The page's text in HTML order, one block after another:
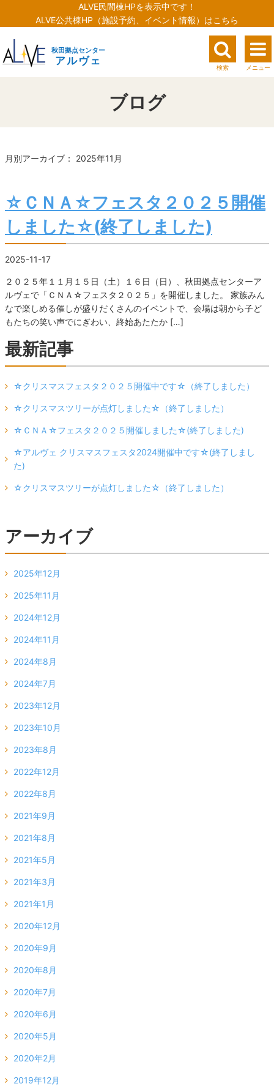
ALVE民間棟HPを表示中です！
ALVE公共棟HP（施設予約、イベント情報）はこちら
秋田拠点センター
アルヴェ
検索 メニュー
ブログ
月別アーカイブ： 2025年11月
☆ＣＮＡ☆フェスタ２０２５開催
しました☆(終了しました)
2025-11-17
２０２５年１１月１５日（土）１６日（日）、秋田拠点センターア
ルヴェで「ＣＮＡ☆フェスタ２０２５」を開催しました。 家族みん
なで楽しめる催しが盛りだくさんのイベントで、会場は朝から子ど
もたちの笑い声でにぎわい、終始あたたか […]
最新記事
☆クリスマスフェスタ２０２５開催中です☆（終了しました）
☆クリスマスツリーが点灯しました☆（終了しました）
☆ＣＮＡ☆フェスタ２０２５開催しました☆(終了しました)
☆アルヴェ クリスマスフェスタ2024開催中です☆(終了しまし
た)
☆クリスマスツリーが点灯しました☆（終了しました）
アーカイブ
2025年12月
2025年11月
2024年12月
2024年11月
2024年8月
2024年7月
2023年12月
2023年10月
2023年8月
2022年12月
2022年8月
2021年9月
2021年8月
2021年5月
2021年3月
2021年1月
2020年12月
2020年9月
2020年8月
2020年7月
2020年6月
2020年5月
2020年2月
2019年12月